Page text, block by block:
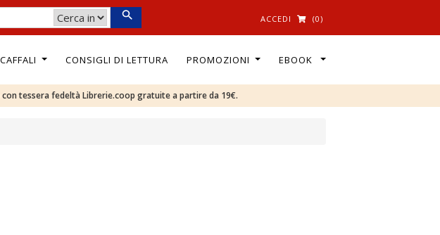
ACCEDI (0)
CONSIGLI DI LETTURA PROMOZIONI EBOOK
tessera fedeltà Librerie.coop gratuite a partire da 19€.